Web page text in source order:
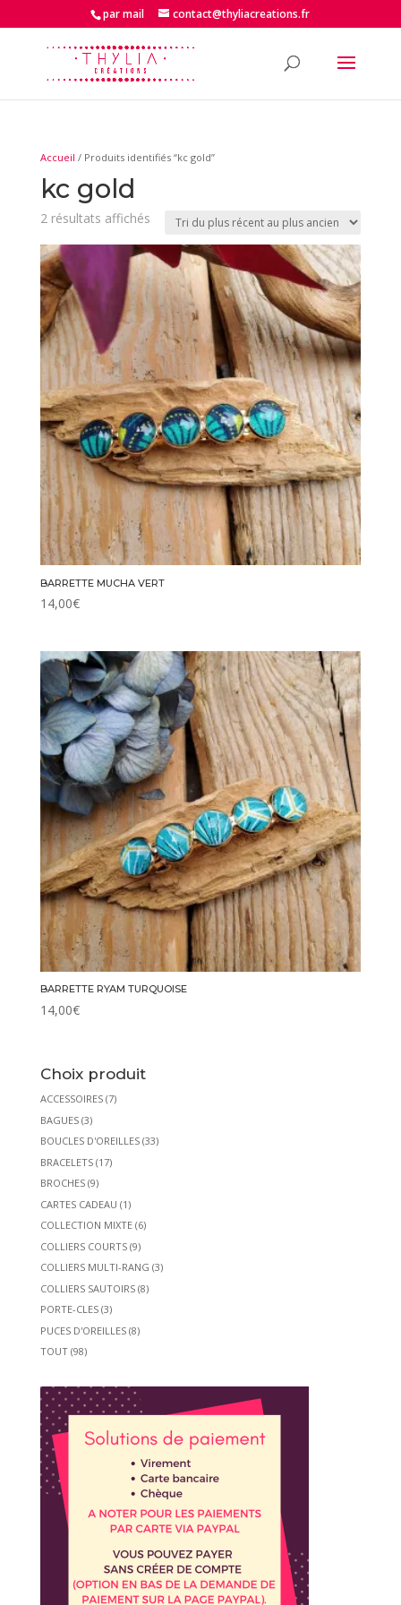
par mail contact@thyliacreations.fr
Accueil / Produits identifiés “kc gold”
kc gold
2 résultats affichésTrié
plus
récent
au
ancien
BARRETTE MUCHA VERT
14,00€
BARRETTE RYAM TURQUOISE
14,00€
Choix produit
ACCESSOIRES (7)
BAGUES (3)
BOUCLES D'OREILLES (33)
BRACELETS (17)
BROCHES (9)
CARTES CADEAU (1)
COLLECTION MIXTE (6)
COLLIERS COURTS (9)
COLLIERS MULTI-RANG (3)
COLLIERS SAUTOIRS (8)
PORTE-CLES (3)
PUCES D'OREILLES (8)
TOUT (98)